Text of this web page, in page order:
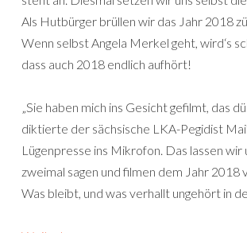
Als Hutbürger brüllen wir das Jahr 2018
Wenn selbst Angela Merkel geht, wird‘s
dass auch 2018 endlich aufhört!
„Sie haben mich ins Gesicht gefilmt, das
diktierte der sächsische LKA-Pegidist
Lügenpresse ins Mikrofon. Das lassen wir
zweimal sagen und filmen dem Jahr 2018
Was bleibt, und was verhallt ungehört in